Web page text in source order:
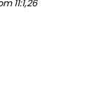
11:1,26